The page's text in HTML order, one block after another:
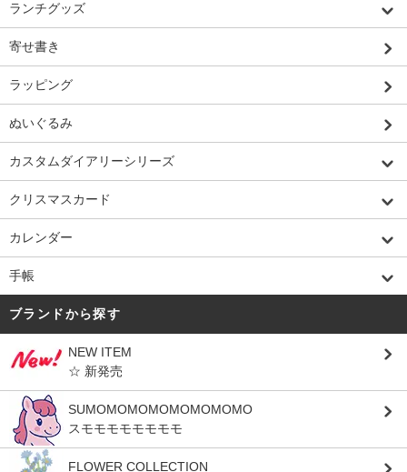
ランチグッズ
寄せ書き
ラッピング
ぬいぐるみ
カスタムダイアリーシリーズ
クリスマスカード
カレンダー
手帳
ブランドから探す
NEW ITEM
☆ 新発売
SUMOMOMOMOMOMOMOMO
スモモモモモモモモ
FLOWER COLLECTION